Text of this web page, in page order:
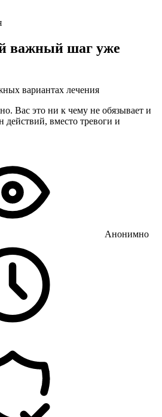
важный шаг уже
вариантах лечения
Вас это ни к чему не обязывает и
действий, вместо тревоги и
Анонимно